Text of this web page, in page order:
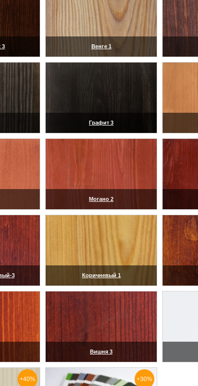
3 Венге 1
Графит 3
Могано 2
3 Коричневый 1
Вишня 3
+40% +30%